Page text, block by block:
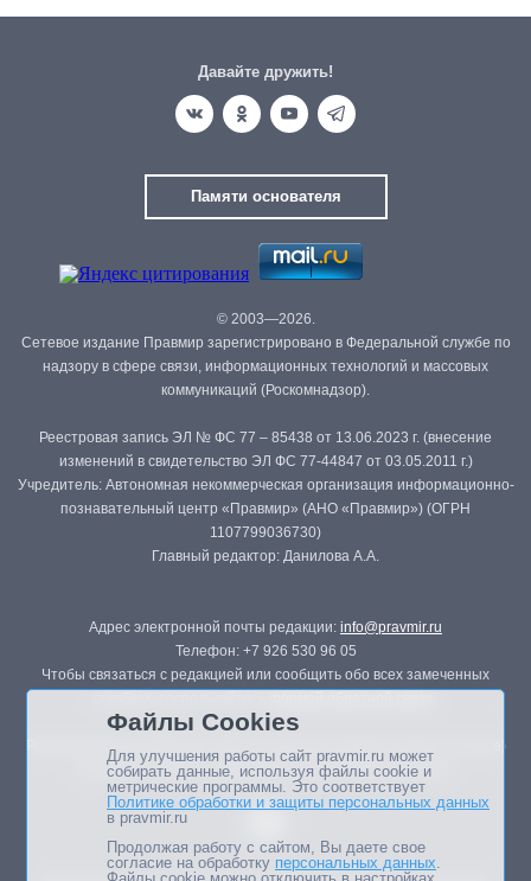
Давайте дружить!
Памяти основателя
© 2003—2026.
Сетевое издание Правмир зарегистрировано в Федеральной службе по
надзору в сфере связи, информационных технологий и массовых
коммуникаций (Роскомнадзор).
Реестровая запись ЭЛ № ФС 77 – 85438 от 13.06.2023 г. (внесение
изменений в свидетельство ЭЛ ФС 77-44847 от 03.05.2011 г.)
Учредитель: Автономная некоммерческая организация информационно-
познавательный центр «Правмир» (АНО «Правмир») (ОГРН
1107799036730)
Главный редактор: Данилова А.А.
Адрес электронной почты редакции: info@pravmir.ru
Телефон: +7 926 530 96 05
Чтобы связаться с редакцией или сообщить обо всех замеченных
Републикация материалов сайта в печатных изданиях (книгах, прессе)
возможна только с письменного разрешения редакции.
Файлы Cookies
Для улучшения работы сайт pravmir.ru может
собирать данные, используя файлы cookie и
метрические программы. Это соответствует
Политике обработки и защиты персональных данных
в pravmir.ru
Продолжая работу с сайтом, Вы даете свое
согласие на обработку персональных данных.